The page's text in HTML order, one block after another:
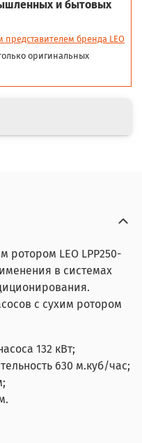
и бытовых
бренда LEO
оригинальных
ротором LEO LPP250-
в системах
с сухим ротором
132 кВт;
630 м.куб/час;